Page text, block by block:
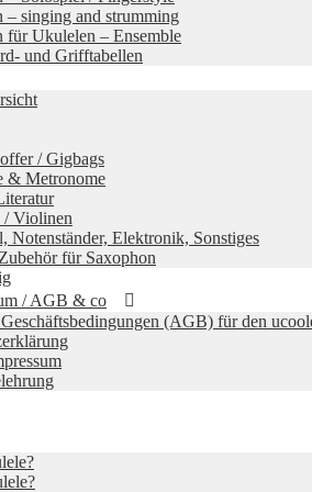
– singing and strumming
für Ukulelen – Ensemble
und Grifftabellen
/ Gigbags
& Metronome
/ Violinen
Notenständer, Elektronik, Sonstiges
für Saxophon
/ AGB & co
(AGB) für den